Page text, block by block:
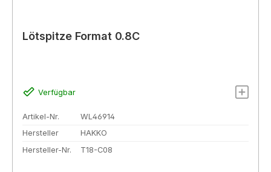
Lötspitze Format 0.8C
Verfügbar
Artikel-Nr.
WL46914
Hersteller
HAKKO
Hersteller-Nr.
T18-C08